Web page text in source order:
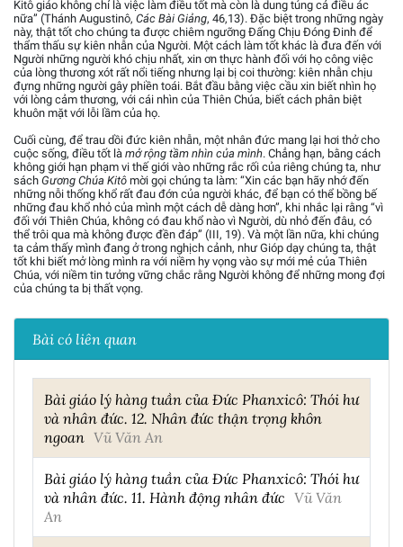
Kitô giáo không chỉ là việc làm điều tốt mà còn là dung túng cả điều ác
nữa” (Thánh Augustinô, Các Bài Giảng, 46,13). Đặc biệt trong những ngày
này, thật tốt cho chúng ta được chiêm ngưỡng Đấng Chịu Đóng Đinh để
thẩm thấu sự kiên nhẫn của Người. Một cách làm tốt khác là đưa đến với
Người những người khó chịu nhất, xin ơn thực hành đối với họ công việc
của lòng thương xót rất nổi tiếng nhưng lại bị coi thường: kiên nhẫn chịu
đựng những người gây phiền toái. Bắt đầu bằng việc cầu xin biết nhìn họ
với lòng cảm thương, với cái nhìn của Thiên Chúa, biết cách phân biệt
khuôn mặt với lỗi lầm của họ.
Cuối cùng, để trau dồi đức kiên nhẫn, một nhân đức mang lại hơi thở cho
cuộc sống, điều tốt là mở rộng tầm nhìn của mình. Chẳng hạn, bằng cách
không giới hạn phạm vi thế giới vào những rắc rối của riêng chúng ta, như
sách Gương Chúa Kitô mời gọi chúng ta làm: “Xin các bạn hãy nhớ đến
những nỗi thống khổ rất đau đớn của người khác, để bạn có thể bồng bế
những đau khổ nhỏ của mình một cách dễ dàng hơn”, khi nhắc lại rằng “vì
đối với Thiên Chúa, không có đau khổ nào vì Người, dù nhỏ đến đâu, có
thể trôi qua mà không được đền đáp” (III, 19). Và một lần nữa, khi chúng
ta cảm thấy mình đang ở trong nghịch cảnh, như Gióp dạy chúng ta, thật
tốt khi biết mở lòng mình ra với niềm hy vọng vào sự mới mẻ của Thiên
Chúa, với niềm tin tưởng vững chắc rằng Người không để những mong đợi
của chúng ta bị thất vọng.
Bài có liên quan
Bài giáo lý hàng tuần của Đức Phanxicô: Thói hư
và nhân đức. 12. Nhân đức thận trọng khôn
ngoan Vũ Văn An
Bài giáo lý hàng tuần của Đức Phanxicô: Thói hư
và nhân đức. 11. Hành động nhân đức Vũ Văn
An